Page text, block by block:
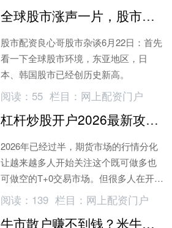
全球股市涨声一片，股市配资正当时
股市配资良心哥股市杂谈6月22日：首先
看一下全球股市环境，东亚地区，日
本、韩国股市已经创历史新高。
阅读： 55 栏目： 网上配资门户
杠杆炒股开户2026最新攻略，手续费低到离谱
2026年已经过半，期货市场的行情分化
让越来越多人开始关注这个既可做多也
可做空的T+0交易市场。但很多人在开户
这一步就踩了坑——手续费比别人贵一
倍，保证金占用资金多一大截。
阅读： 139 栏目： 网上配资门户
牛市散户赚不到钱？米牛配资杠杆助你抄近道